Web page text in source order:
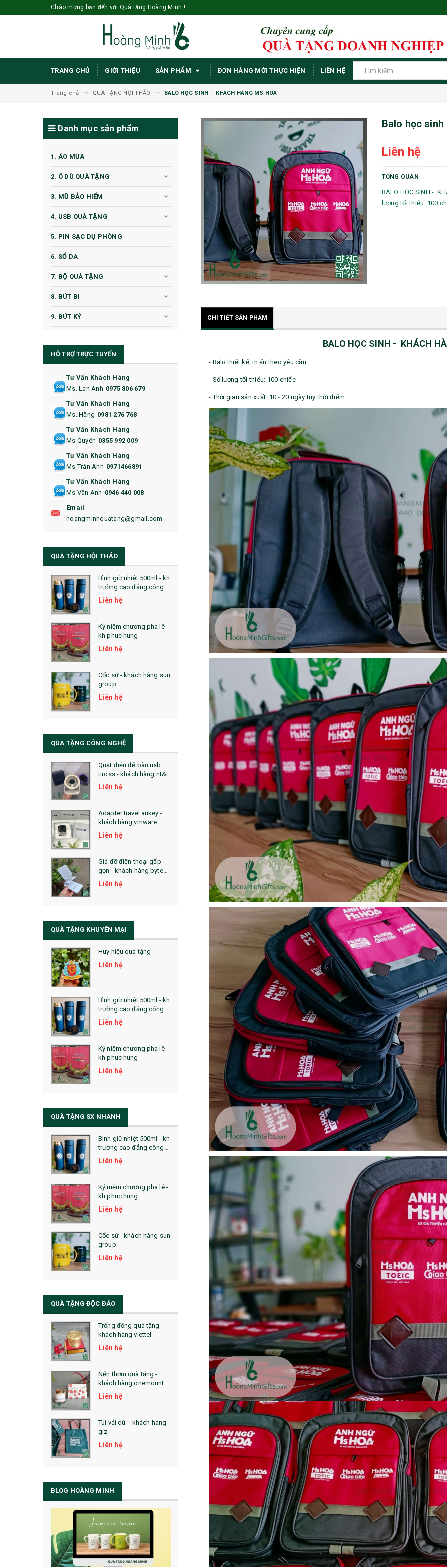
Chào mừng bạn đến với Quà tặng Hoàng Minh !
TRANG CHỦ GIỚI THIỆU SẢN PHẨM ĐƠN HÀNG MỚI THỰC HIỆN LIÊN HỆ
Trang chủ QUÀ TẶNG HỘI THẢO BALO HỌC SINH - KHÁCH HÀNG MS HOA
Balo học
Liên hệ
TỔNG QUAN
BALO HỌC SINH -
lượng tối thiểu: 100
CHI TIẾT SẢN PHẨM
BALO HỌC SINH - KHÁCH
- Balo thiết kế, in ấn theo yêu cầu
- Số lượng tối thiểu: 100 chiếc
- Thời gian sản xuất: 10 - 20 ngày tùy thời điểm
Danh mục sản phẩm
1. ÁO MƯA
2. Ô DÙ QUÀ TẶNG
3. MŨ BẢO HIỂM
4. USB QUÀ TẶNG
5. PIN SẠC DỰ PHÒNG
6. SỔ DA
7. BỘ QUÀ TẶNG
8. BÚT BI
9. BÚT KÝ
11. CỐC/BÌNH GIỮ NHIỆT
12. BÌNH NƯỚC
14. HỘP/VÍ ĐỰNG NAMECARD
15. BỘ BẤM MÓNG
16. BAO HỘ CHIẾU
18. ẤM CHÉN QUÀ TẶNG
19. ĐỒNG HỒ TREO TƯỜNG
22. ĐỒNG HỒ ĐỂ BÀN
23. QÙA TẶNG ĐỘC ĐÁO
24. QÙA TẶNG PHA LÊ
25. QUÀ TẶNG GLASSLOCK
26. QUÀ TẶNG LUMINARC
28. BỘ ĐỒ ĂN CAO CẤP
29. MÓC KHOÁ
31. TÚI VẢI KHÔNG DỆT
33. MŨ LƯỠI TRAI
36. QUẠT NHỰA QUẢNG CÁO
QUÀ TẶNG KHUYẾN MẠI
QUÀ TẶNG SX NHANH
QUÀ TẶNG HỘI THẢO
QUÀ TẶNG CÔNG NGHỆ
SẢN PHẨM ĐÃ THỰC HIỆN
QUÀ TẶNG SỨC KHỎE
La Fonte
Sổ Sạc Đa Năng
Sổ Lò Xo
HỖ TRỢ TRỰC TUYẾN
Tư Vấn Khách Hàng
Ms. Lan Anh 0975 806 679
Tư Vấn Khách Hàng
Ms. Hằng 0981 276 768
Tư Vấn Khách Hàng
Ms Quyên 0355 992 009
Tư Vấn Khách Hàng
Ms Trần Anh 0971466891
Tư Vấn Khách Hàng
Ms Vân Anh 0946 440 008
Email
hoangminhquatang@gmail.com
QUÀ TẶNG HỘI THẢO
Bình giữ nhiệt 500ml - kh
trường cao đẳng công
nghệ bách khoa hà nội
Liên hệ
Kỷ niệm chương pha lê -
kh phuc hung
Liên hệ
Cốc sứ - khách hàng sun
group
Liên hệ
Bộ sổ bút cao cấp -
khách hàng evs
Liên hệ
Pin sạc dự phòng hoco
j82 10.000mah - khách
hàng nam thắng
Liên hệ
Ô gấp 3 bán tự động -
kh viags
Liên hệ
Bình thủy tinh lọc trà -
khách hàng div
Liên hệ
Bình nước thủy tinh có
dây xách
Liên hệ
Cốc giữ nhiệt 500ml
Liên hệ
QÙA TẶNG CÔNG NGHỆ
Quạt điện để bàn usb
tiross - khách hàng nt&t
Liên hệ
Adapter travel aukey -
khách hàng vmware
Liên hệ
Giá đỡ điện thoại gấp
gọn - khách hàng byte
plus
Liên hệ
Đế để ipad remax rm
600 in logo theo yêu cầu
Liên hệ
Bộ quà tặng công nghệ
baseus - khách hàng
alphare
Liên hệ
Lót chuột in logo -
khách hàng vtc online
Liên hệ
Chuột không dây 2.4g
hoco gm14 - cscv2025
Pin sạc hoco j108 -
khách hàng nt&t
Lót chuột in logo -
khách hàng commvault
Liên hệ
QUÀ TẶNG KHUYẾN MẠI
Huy hiệu quà tặng
Liên hệ
Bình giữ nhiệt 500ml - kh
trường cao đẳng công
nghệ bách khoa hà nội
Liên hệ
Kỷ niệm chương pha lê -
kh phuc hung
Liên hệ
Cốc sứ - khách hàng sun
Liên hệ
Pin sạc dự phòng hoco
j82 10.000mah - khách
hàng nam thắng
Liên hệ
Ô gấp 3 bán tự động -
kh viags
Liên hệ
Bình thủy tinh lọc trà -
khách hàng div
Liên hệ
Bình nước thủy tinh có
dây xách
Liên hệ
Cốc giữ nhiệt 500ml
Liên hệ
QUÀ TẶNG SX NHANH
Bình giữ nhiệt 500ml - kh
trường cao đẳng công
nghệ bách khoa hà nội
Liên hệ
Kỷ niệm chương pha lê -
kh phuc hung
Liên hệ
Cốc sứ - khách hàng sun
group
Liên hệ
Bộ sổ bút cao cấp -
khách hàng evs
Liên hệ
Pin sạc dự phòng hoco
j82 10.000mah - khách
hàng nam thắng
Liên hệ
Bình nước thủy tinh có
dây xách
Liên hệ
Cốc giữ nhiệt 500ml
Liên hệ
Pin sạc dự phòng hoco
j82 10.000mah - khách
hàng synnex fpt
Liên hệ
Hộp namecard kim loại
khắc logo
Liên hệ
QUÀ TẶNG ĐỘC ĐÁO
Trống đồng quà tặng -
khách hàng viettel
Liên hệ
Nến thơm quà tặng -
khách hàng onemount
Liên hệ
Túi vải dù - khách hàng
giz
Liên hệ
Hộp da cao cấp đựng
rượu
Liên hệ
Mũ bảo hộ hàn quốc
sseda - onehousing
Liên hệ
Vòng đeo tay cao su in
logo - khách hàng sun
Liên hệ
Loa bluetooth
soundcore ace a1 a3151
- kh cmc corporation
Liên hệ
Loa bluetooth kimiso
bs02 - kh vicem
Liên hệ
Móc khóa mica dẻo -
khách hàng viện quản trị
kinh doanh
Liên hệ
BLOG HOÀNG MINH